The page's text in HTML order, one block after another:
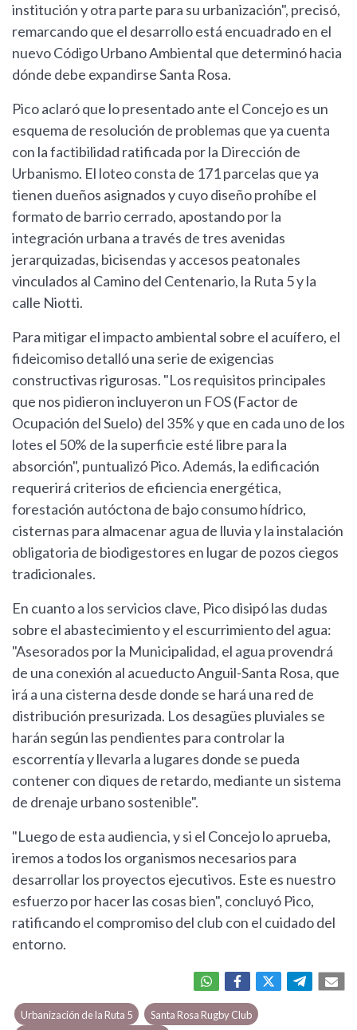
institución y otra parte para su urbanización", precisó,
remarcando que el desarrollo está encuadrado en el
nuevo Código Urbano Ambiental que determinó hacia
dónde debe expandirse Santa Rosa.
Pico aclaró que lo presentado ante el Concejo es un
esquema de resolución de problemas que ya cuenta
con la factibilidad ratificada por la Dirección de
Urbanismo. El loteo consta de 171 parcelas que ya
tienen dueños asignados y cuyo diseño prohíbe el
formato de barrio cerrado, apostando por la
integración urbana a través de tres avenidas
jerarquizadas, bicisendas y accesos peatonales
vinculados al Camino del Centenario, la Ruta 5 y la
calle Niotti.
Para mitigar el impacto ambiental sobre el acuífero, el
fideicomiso detalló una serie de exigencias
constructivas rigurosas. "Los requisitos principales
que nos pidieron incluyeron un FOS (Factor de
Ocupación del Suelo) del 35% y que en cada uno de los
lotes el 50% de la superficie esté libre para la
absorción", puntualizó Pico. Además, la edificación
requerirá criterios de eficiencia energética,
forestación autóctona de bajo consumo hídrico,
cisternas para almacenar agua de lluvia y la instalación
obligatoria de biodigestores en lugar de pozos ciegos
tradicionales.
En cuanto a los servicios clave, Pico disipó las dudas
sobre el abastecimiento y el escurrimiento del agua:
"Asesorados por la Municipalidad, el agua provendrá
de una conexión al acueducto Anguil-Santa Rosa, que
irá a una cisterna desde donde se hará una red de
distribución presurizada. Los desagües pluviales se
harán según las pendientes para controlar la
escorrentía y llevarla a lugares donde se pueda
contener con diques de retardo, mediante un sistema
de drenaje urbano sostenible".
"Luego de esta audiencia, y si el Concejo lo aprueba,
iremos a todos los organismos necesarios para
desarrollar los proyectos ejecutivos. Este es nuestro
esfuerzo por hacer las cosas bien", concluyó Pico,
ratificando el compromiso del club con el cuidado del
entorno.
Urbanización de la Ruta 5
Santa Rosa Rugby Club